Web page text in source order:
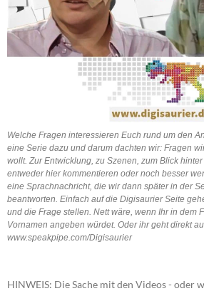
Welche Fragen interessieren Euch rund um den
eine Serie dazu und darum dachten wir: Fragen
wollt. Zur Entwicklung, zu Szenen, zum Blick
entweder hier kommentieren oder noch besser
eine Sprachnachricht, die wir dann später in der
beantworten. Einfach auf die Digisaurier Seite
und die Frage stellen. Nett wäre, wenn Ihr in dem
Vornamen angeben würdet. Oder ihr geht direkt
www.speakpipe.com/Digisaurier
HINWEIS: Die Sache mit den Videos - oder